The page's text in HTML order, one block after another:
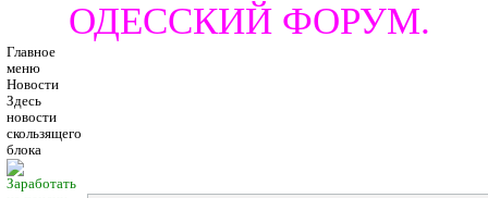
ОДЕССКИЙ ФОРУМ.
Главное
меню
Новости
Здесь
новости
скользящего
блока